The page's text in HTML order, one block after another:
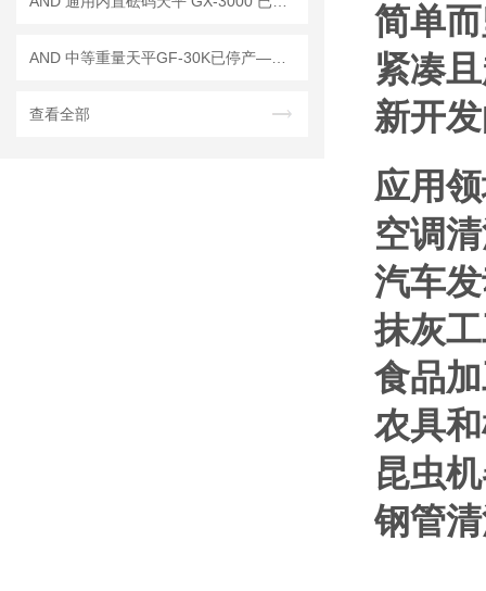
查看全部
简单
紧凑
新开
应用
空调
汽车
抹灰
食品
农具
昆虫
钢管